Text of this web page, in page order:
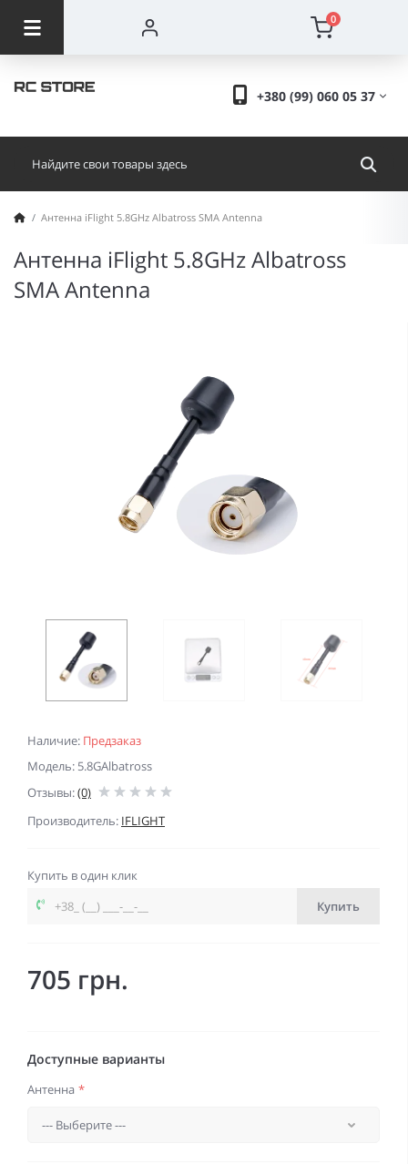
0
+380 (99) 060 05 37
Антенна iFlight 5.8GHz Albatross SMA Antenna
Антенна iFlight 5.8GHz Albatross
SMA Antenna
Наличие: Предзаказ
Модель: 5.8GAlbatross
Отзывы:(0)
Производитель: IFLIGHT
Купить в один клик
Купить
705 грн.
Доступные варианты
Антенна *